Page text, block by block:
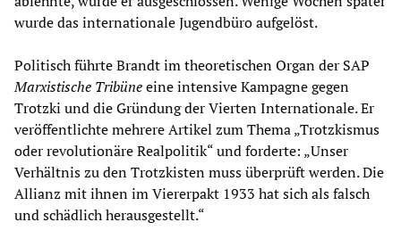
wurde das internationale Jugendbüro aufgelöst.
Politisch führte Brandt im theoretischen Organ der SAP
Marxistische Tribüneeine intensive Kampagne gegen
Trotzki und die Gründung der Vierten Internationale. Er
veröffentlichte mehrere Artikel zum Thema „Trotzkismus
oder revolutionäre Realpolitik“ und forderte: „Unser
Verhältnis zu den Trotzkisten muss überprüft werden. Die
Allianz mit ihnen im Viererpakt 1933 hat sich als falsch
und schädlich herausgestellt.“